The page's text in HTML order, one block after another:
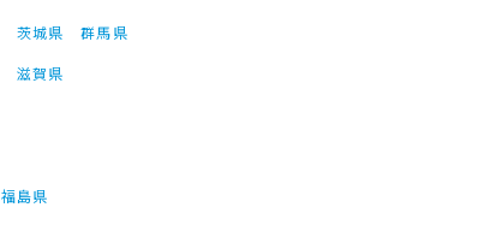
茨城県
群馬県
滋賀県
福島県